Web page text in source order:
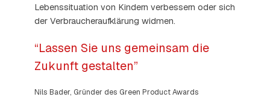
Lebenssituation von Kindern verbessern oder sich
der Verbraucheraufklärung widmen.
“Lassen Sie uns gemeinsam die
Zukunft gestalten”
Nils Bader, Gründer des Green Product Awards